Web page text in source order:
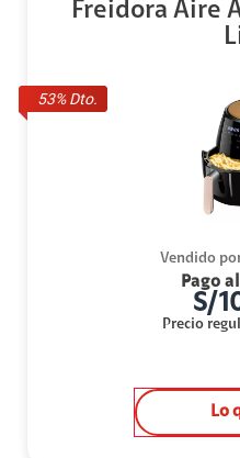
53% Dto.
Freidora Aire
Vendido
Pago
S/
Precio
Lo